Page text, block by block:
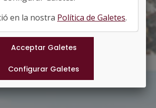
#ROQUETES
Municipis
en la nostra Política de Galetes.